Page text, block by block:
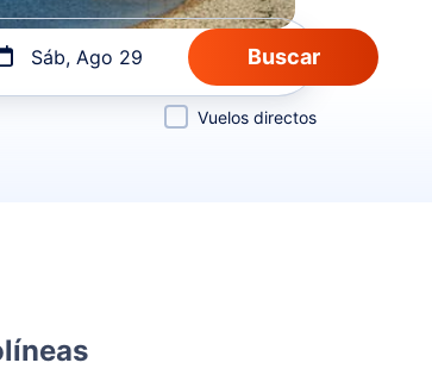
Sáb, Ago 29
Vuelos directos